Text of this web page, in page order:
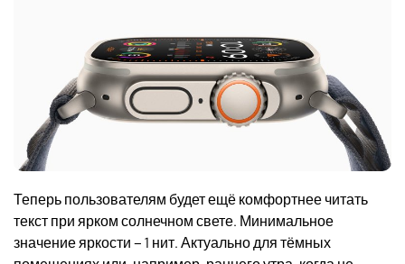
Теперь пользователям будет ещё комфортнее читать
текст при ярком солнечном свете. Минимальное
значение яркости – 1 нит. Актуально для тёмных